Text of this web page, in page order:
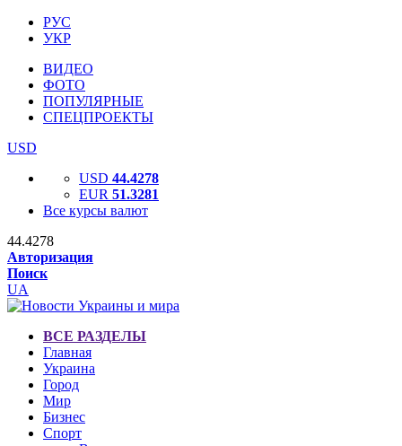
РУС
УКР
ВИДЕО
ФОТО
ПОПУЛЯРНЫЕ
СПЕЦПРОЕКТЫ
USD
USD 44.4278
EUR 51.3281
Все курсы валют
44.4278
Авторизация
Поиск
UA
ВСЕ РАЗДЕЛЫ
Главная
Украина
Город
Мир
Бизнес
Спорт